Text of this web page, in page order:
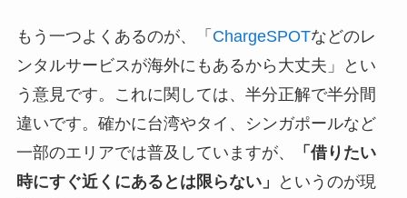
もう一つよくあるのが、「 ChargeSPOTなどのレ
ンタルサービスが海外にもあるから大丈夫」とい
う意見です。これに関しては、半分正解で半分間
違いです。確かに台湾やタイ、シンガポールなど
一部のエリアでは普及していますが、
「借りたい
時にすぐ近くにあるとは限らない」
というのが現